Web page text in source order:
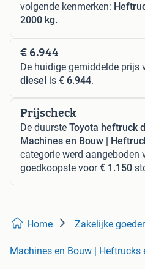
volgende kenmerken:
2000 kg.
€ 6.944
De huidige gemiddelde prijs
diesel is € 6.944.
Prijscheck
De duurste Toyota heftruck
Machines en Bouw |
categorie werd aangeboden
goedkoopste voor€ 1.150
Home Zakelijke
Machines en Bouw | Heftrucks